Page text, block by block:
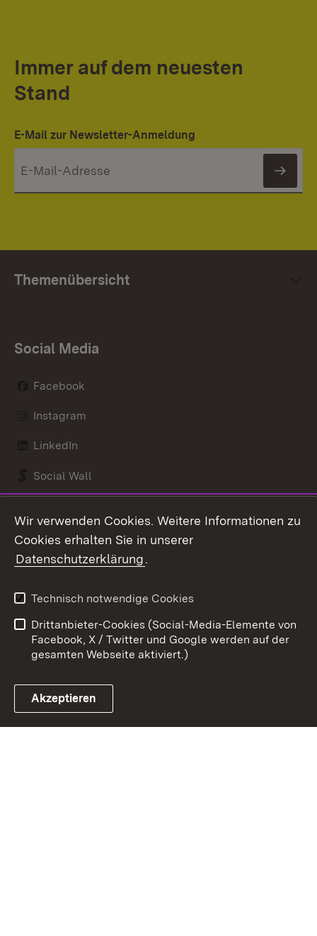
Immer auf dem neuesten
Stand
E-Mail zur Newsletter-Anmeldung
Themenübersicht
Social Media
Facebook
Instagram
LinkedIn
Social Wall
Link zum Landesportal
Kontakt
Barrierefreiheit
Impressum
Cookies
Wir verwenden Cookies. Weitere Informationen zu
Cookies erhalten Sie in unserer
Datenschutzerklärung.
Technisch notwendige Cookies
Drittanbieter-Cookies (Social-Media-Elemente von
Facebook, X / Twitter und Google werden auf der
gesamten Webseite aktiviert.)
Akzeptieren